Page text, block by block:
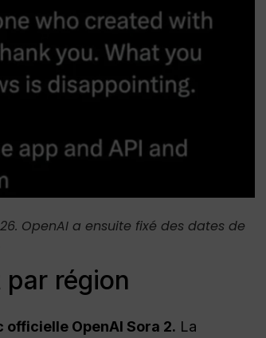
OpenAI a ensuite fixé des dates de
région
OpenAI Sora 2. La